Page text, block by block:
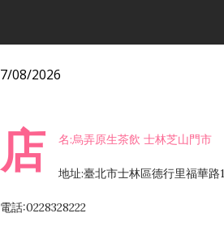
7/08/2026
店 名:烏弄原生茶飲 士林芝山門市
地址:臺北市士林區德行里福華路
電話:0228328222